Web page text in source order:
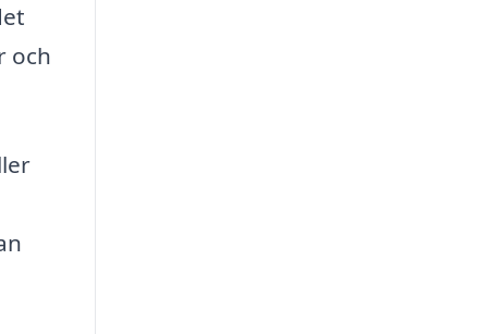
och